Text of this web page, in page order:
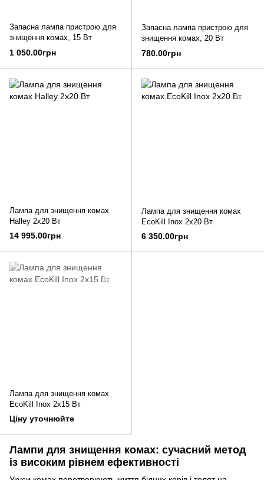
Запасна лампа пристрою для
знищення комах, 15 Вт
1 050.00грн
Запасна лампа пристрою для
знищення комах, 20 Вт
780.00грн
Лампа для знищення комах
Halley 2x20 Вт
14 995.00грн
Лампа для знищення комах
EcoKill Inox 2x20 Вт
6 350.00грн
Лампа для знищення комах
EcoKill Inox 2x15 Вт
Ціну уточнюйте
Лампи для знищення комах: сучасний метод
із високим рівнем ефективності